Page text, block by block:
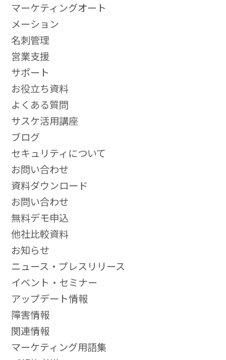
マーケティングオート
メーション
名刺管理
営業支援
サポート
お役立ち資料
よくある質問
サスケ活用講座
ブログ
セキュリティについて
お問い合わせ
資料ダウンロード
お問い合わせ
無料デモ申込
他社比較資料
お知らせ
ニュース・プレスリリース
イベント・セミナー
アップデート情報
障害情報
関連情報
マーケティング用語集